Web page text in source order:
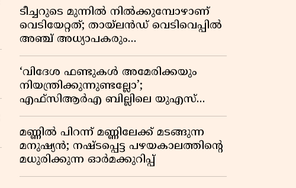
ടീച്ചറുടെ മുന്നിൽ നിൽക്കുമ്പോഴാണ്
വെടിയേറ്റത്; തായ്‌ലൻഡ് വെടിവെപ്പിൽ
അഞ്ച് അധ്യാപകരും
മുത്തശ്ശീമുത്തശ്ശന്മാരും കൊല്ലപ്പെട്ടു,
മരണസംഖ്യ 7; ഞെട്ടിക്കുന്ന
വെളിപ്പെടുത്തലുകൾ
‘വിദേശ ഫണ്ടുകൾ അമേരിക്കയും
നിയന്ത്രിക്കുന്നുണ്ടല്ലോ’;
എഫ്സിആർഎ ബില്ലിലെ യുഎസ്
വിമർശനങ്ങൾക്ക് മറുപടിയുമായി ഇന്ത്യ
മണ്ണിൽ പിറന്ന് മണ്ണിലേക്ക് മടങ്ങുന്ന
മനുഷ്യൻ; നഷ്ടപ്പെട്ട പഴയകാലത്തിൻ്റെ
മധുരിക്കുന്ന ഓർമക്കുറിപ്പ്